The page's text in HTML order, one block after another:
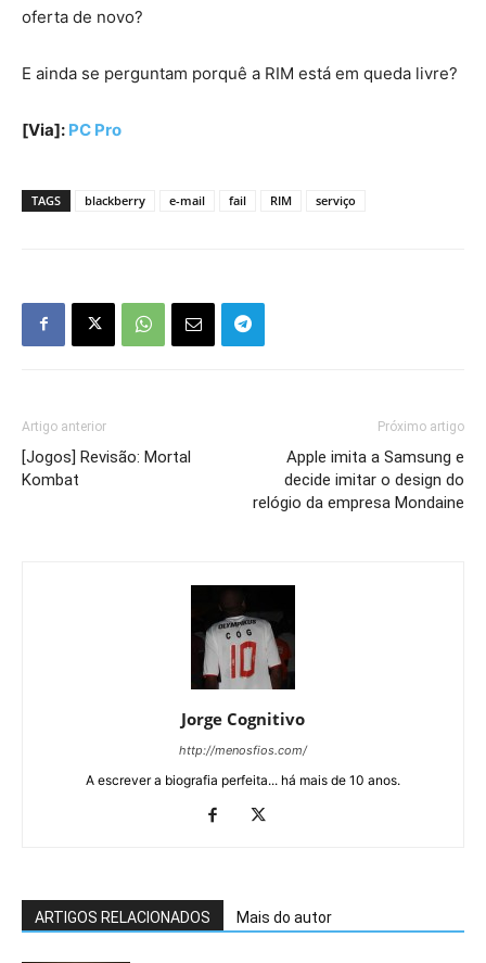
oferta de novo?
E ainda se perguntam porquê a RIM está em queda livre?
[Via]: PC Pro
TAGS blackberry e-mail fail RIM serviço
Artigo anterior
[Jogos] Revisão: Mortal
Kombat
Próximo artigo
Apple imita a Samsung e
decide imitar o design do
relógio da empresa Mondaine
Jorge Cognitivo
http://menosfios.com/
A escrever a biografia perfeita... há mais de 10 anos.
ARTIGOS RELACIONADOS Mais do autor